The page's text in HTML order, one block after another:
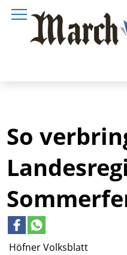
Höfner Volksblatt
So